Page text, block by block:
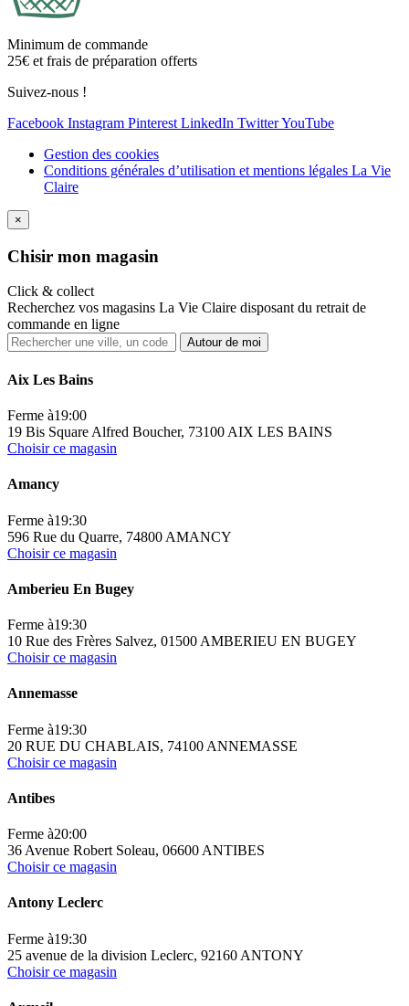
Minimum de commande
25€ et frais de préparation offerts
Suivez-nous !
Facebook Instagram Pinterest LinkedIn TwitterYouTube
Gestion des cookies
Conditions générales d’utilisation et mentions légales La Vie
Claire
×
Chisir mon magasin
Click & collect
Recherchez vos magasins La Vie Claire disposant du retrait de
commande en ligne
Autour de moi
Aix Les Bains
Ferme à19:00
19 Bis Square Alfred Boucher, 73100 AIX LES BAINS
Choisir ce magasin
Amancy
Ferme à19:30
596 Rue du Quarre, 74800 AMANCY
Choisir ce magasin
Amberieu En Bugey
Ferme à19:30
10 Rue des Frères Salvez, 01500 AMBERIEU EN BUGEY
Choisir ce magasin
Annemasse
Ferme à19:30
20 RUE DU CHABLAIS, 74100 ANNEMASSE
Choisir ce magasin
Antibes
Ferme à20:00
36 Avenue Robert Soleau, 06600 ANTIBES
Choisir ce magasin
Antony Leclerc
Ferme à19:30
25 avenue de la division Leclerc, 92160 ANTONY
Choisir ce magasin